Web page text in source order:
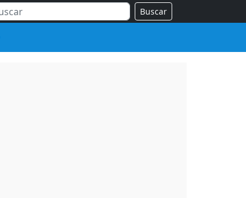
Buscar